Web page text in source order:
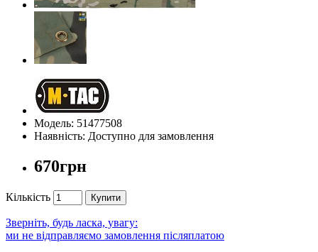
Модель: 51477508
Наявність: Доступно для замовлення
670грн
Кількість Купити
Зверніть, будь ласка, увагу:
ми не відправляємо замовлення післяплатою